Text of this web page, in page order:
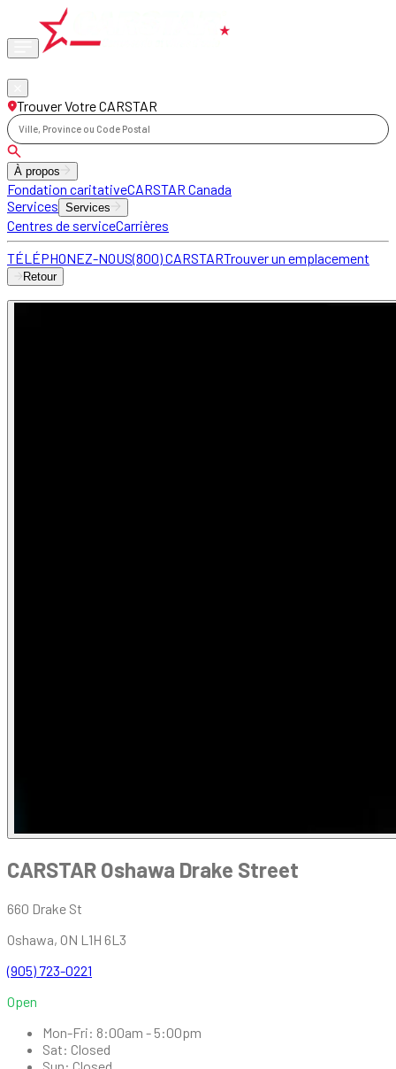
Trouver Votre CARSTAR
Ville, Province ou Code Postal
À propos
Fondation caritativeCARSTAR Canada
Services Services
Centres de serviceCarrières
TÉLÉPHONEZ-NOUS(800) CARSTARTrouver un emplacement
Retour
CARSTAR Oshawa Drake Street
660 Drake St
Oshawa, ON L1H 6L3
(905) 723-0221
Open
Mon-Fri: 8:00am - 5:00pm
Sat: Closed